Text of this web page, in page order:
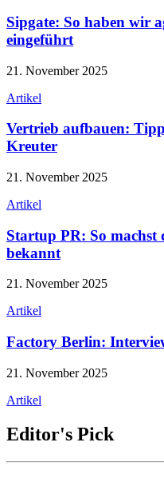
Sipgate: So haben wir
eingeführt
21. November 2025
Artikel
Vertrieb aufbauen:
Kreuter
21. November 2025
Artikel
Startup PR: So machst
bekannt
21. November 2025
Artikel
Factory Berlin:
21. November 2025
Artikel
Editor's Pick